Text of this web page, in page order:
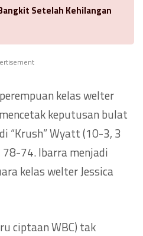
Setelah Kehilangan
kelas welter
keputusan bulat
“Krush” Wyatt (10-3, 3
74. Ibarra menjadi
kelas welter Jessica
ciptaan WBC) tak